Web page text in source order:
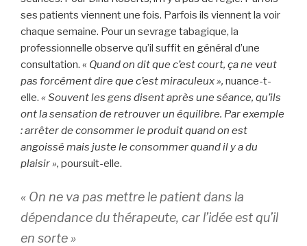
ses patients viennent une fois. Parfois ils viennent la voir
chaque semaine. Pour un sevrage tabagique, la
professionnelle observe qu’il suffit en général d’une
consultation. « Quand on dit que c’est court, ça ne veut
pas forcément dire que c’est miraculeux », nuance-t-
elle. « Souvent les gens disent après une séance, qu’ils
ont la sensation de retrouver un équilibre. Par exemple
: arrêter de consommer le produit quand on est
angoissé mais juste le consommer quand il y a du
plaisir », poursuit-elle.
« On ne va pas mettre le patient dans la
dépendance du thérapeute, car l’idée est qu’il
en sorte »